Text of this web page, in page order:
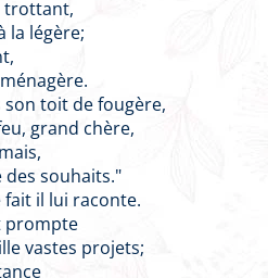
trottant,
la légère;
toit de fougère,
grand chère,
des souhaits."
fait il lui raconte.
prompte
vastes projets;